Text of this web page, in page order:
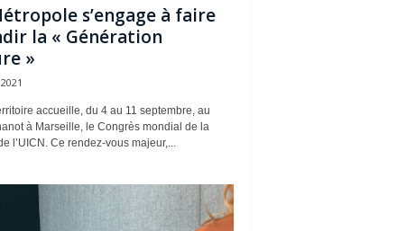
s’engage à faire
la « Génération
»
accueille, du 4 au 11 septembre, au
à Marseille, le Congrès mondial de la
l’UICN. Ce rendez-vous majeur,...